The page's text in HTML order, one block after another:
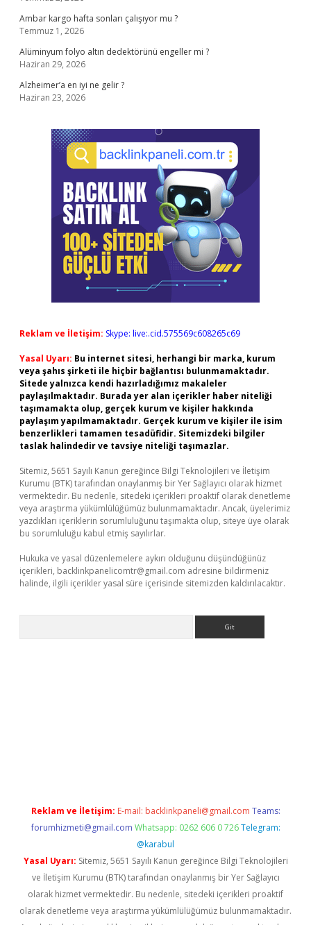
Ambar kargo hafta sonları çalışıyor mu ?
Temmuz 1, 2026
Alüminyum folyo altın dedektörünü engeller mi ?
Haziran 29, 2026
Alzheimer’a en iyi ne gelir ?
Haziran 23, 2026
Reklam ve İletişim: Skype: live:.cid.575569c608265c69
Yasal Uyarı: Bu internet sitesi, herhangi bir marka, kurum
veya şahıs şirketi ile hiçbir bağlantısı bulunmamaktadır.
Sitede yalnızca kendi hazırladığımız makaleler
paylaşılmaktadır. Burada yer alan içerikler haber niteliği
taşımamakta olup, gerçek kurum ve kişiler hakkında
paylaşım yapılmamaktadır. Gerçek kurum ve kişiler ile isim
benzerlikleri tamamen tesadüfidir. Sitemizdeki bilgiler
taslak halindedir ve tavsiye niteliği taşımazlar.
Sitemiz, 5651 Sayılı Kanun gereğince Bilgi Teknolojileri ve İletişim
Kurumu (BTK) tarafından onaylanmış bir Yer Sağlayıcı olarak hizmet
vermektedir. Bu nedenle, sitedeki içerikleri proaktif olarak denetleme
veya araştırma yükümlülüğümüz bulunmamaktadır. Ancak, üyelerimiz
yazdıkları içeriklerin sorumluluğunu taşımakta olup, siteye üye olarak
bu sorumluluğu kabul etmiş sayılırlar.
Hukuka ve yasal düzenlemelere aykırı olduğunu düşündüğünüz
içerikleri, backlinkpanelicomtr@gmail.com adresine bildirmeniz
halinde, ilgili içerikler yasal süre içerisinde sitemizden kaldırılacaktır.
Reklam ve İletişim: E-mail: backlinkpaneli@gmail.com Teams:
forumhizmeti@gmail.com Whatsapp: 0262 606 0 726 Telegram:
@karabul
Yasal Uyarı: Sitemiz, 5651 Sayılı Kanun gereğince Bilgi Teknolojileri
ve İletişim Kurumu (BTK) tarafından onaylanmış bir Yer Sağlayıcı
olarak hizmet vermektedir. Bu nedenle, sitedeki içerikleri proaktif
olarak denetleme veya araştırma yükümlülüğümüz bulunmamaktadır.